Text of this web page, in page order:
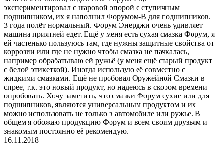
экспериментировал с шаровой опорой с ступичным
подшипником, их я наполнил Форумом-В для подшипников.
3 года полёт нормальный. Форум Энерджи очень удивляет
машина приятней едет. Ещё у меня есть сухая смазка Форум, я
ей частенько пользуюсь там, где нужны защитные свойства от
коррозии или где не нужно чтобы смазка не пачкалась,
например обрабатываю ей ружьё (у меня ещё старый продукт
с белой этикеткой). Иногда использую её совместно с
жидкими смазками. Ещё не пробовал Оружейной Смазки в
спрее, т.к. это новый продукт, но надеюсь в скором времени
опробовать. Хочу заметить, что смазки Форум сухие или для
подшипников, являются универсальным продуктом и их
можно использовать не только в автомобиле или ружье. В
общем я обожаю продукцию Форум и всем своим друзьям и
знакомым постоянно её рекомендую.
16.11.2018